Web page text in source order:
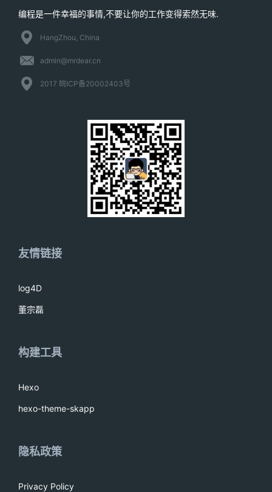
编程是一件幸福的事情,不要让你的工作变得索然无味.
HangZhou, China
admin@mrdear.cn
2017 皖ICP备20002403号
友情链接
log4D
董宗磊
构建工具
Hexo
hexo-theme-skapp
隐私政策
Privacy Policy